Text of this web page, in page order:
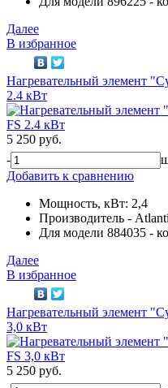
Далее
В избранное
Нагревательный элемент
2.4 кВт
5 250 руб.
-
Добавить к сравнению
Мощность, кВт: 2,4
Производитель -
Для модели 884035 -
Далее
В избранное
Нагревательный элемент
3,0 кВт
5 250 руб.